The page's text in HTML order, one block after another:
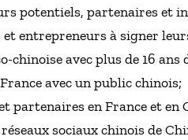
potentiels, partenaires et
entrepreneurs à signer
avec plus de 16 ans
avec un public chinois;
partenaires en France et en
sociaux chinois de